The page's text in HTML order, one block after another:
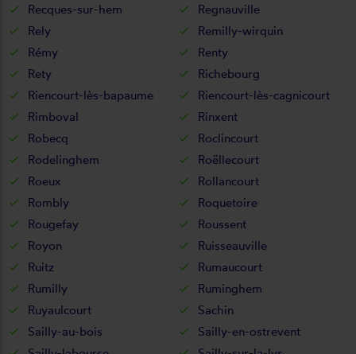
Recques-sur-hem
Regnauville
Rely
Remilly-wirquin
Rémy
Renty
Rety
Richebourg
Riencourt-lès-bapaume
Riencourt-lès-cagnicourt
Rimboval
Rinxent
Robecq
Roclincourt
Rodelinghem
Roëllecourt
Roeux
Rollancourt
Rombly
Roquetoire
Rougefay
Roussent
Royon
Ruisseauville
Ruitz
Rumaucourt
Rumilly
Ruminghem
Ruyaulcourt
Sachin
Sailly-au-bois
Sailly-en-ostrevent